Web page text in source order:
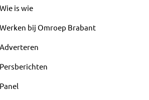
Wie is wie
Werken bij Omroep Brabant
Adverteren
Persberichten
Panel